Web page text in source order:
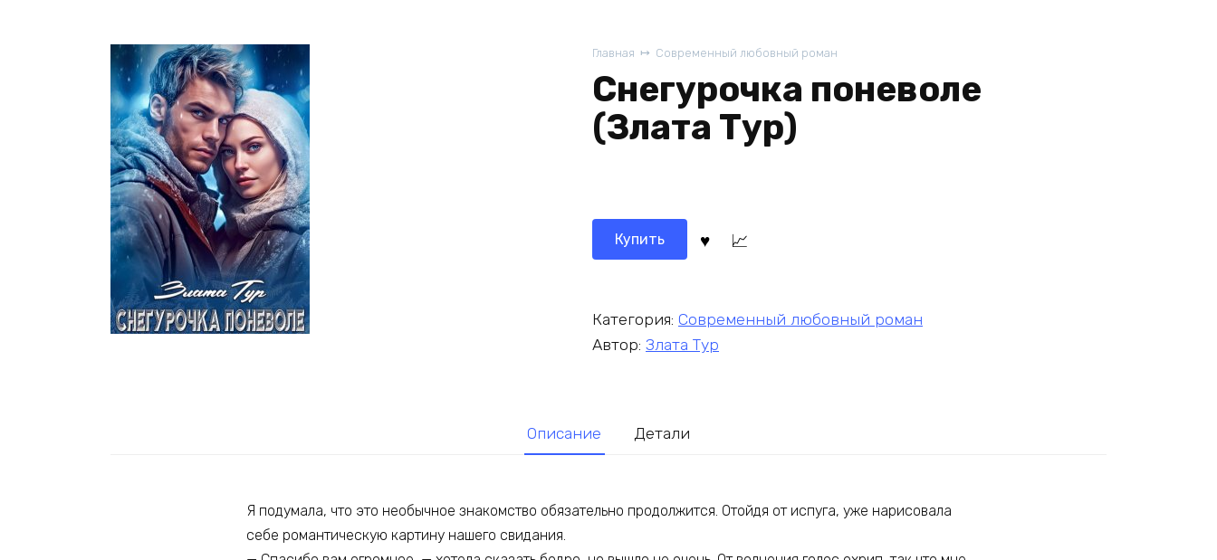
Главная Современный любовный роман
Снегурочка поневоле
(Злата Тур)
Купить
Категория: Современный любовный роман
Автор: Злата Тур
Описание Детали
Я подумала, что это необычное знакомство обязательно продолжится. Отойдя от испуга, уже нарисовала
себе романтическую картину нашего свидания.